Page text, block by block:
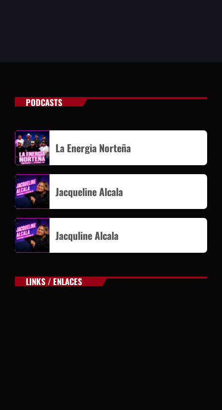
PODCASTS
La Energia Norteña
Jacqueline Alcala
Jacquline Alcala
LINKS / ENLACES